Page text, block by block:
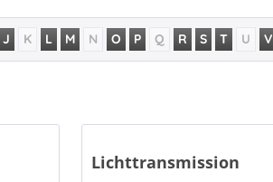
J K L M N O P Q R S T U V
Lichttransmission